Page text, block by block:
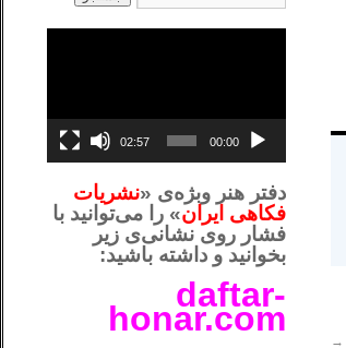
→
00:00
02:57
دفتر هنر وبژه‌ی «نشریات
فکاهی ایران» را می‌توانید با
فشار روی نشانی‌ی زیر
بخوانید و داشته باشید:
daftar-
honar.com